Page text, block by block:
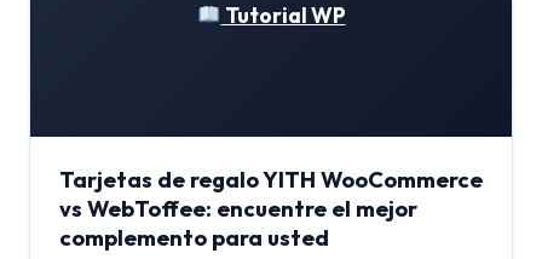
Tutorial WP
Tarjetas de regalo YITH WooCommerce
vs WebToffee: encuentre el mejor
complemento para usted